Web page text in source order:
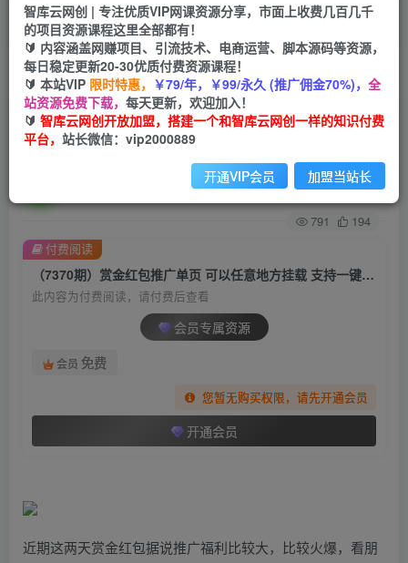
网赚网创 项目
365天稳定跟新
APP下载
GO
首页 创业课程 会员专属 正文
（7370期）赏金红包推广单页 可以任意地方挂载
支持一键领取红包【完整单页+搭建教程
关注 私信
791 194
（7370期）赏金红包推广单页 可以任意地方挂载 支持一键领取红包【完整单页+搭建教程
此内容为付费阅读，请付费后查看
会员专属资源
会员 免费
您暂无购买权限，请先开通会员
开通会员
付费阅读
近期这两天赏金红包据说推广福利比较大，比较火爆，看朋
智库云网创 | 专注优质VIP网课资源分享，市面上收费几百几千
的项目资源课程这里全部都有！
🔰 内容涵盖网赚项目、引流技术、电商运营、脚本源码等资源，
每日稳定更新20-30优质付费资源课程！
🔰 本站VIP 限时特惠， ￥79/年，￥99/永久 (推广佣金70%)， 全
站资源免费下载， 每天更新，欢迎加入！
🔰 智库云网创开放加盟，搭建一个和智库云网创一样的知识付费
平台， 站长微信：vip2000889
开通VIP会员 加盟当站长